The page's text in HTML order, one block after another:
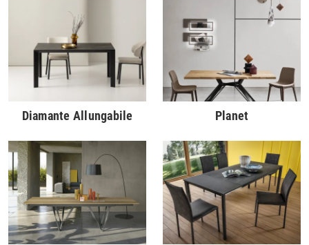
Diamante Allungabile Planet